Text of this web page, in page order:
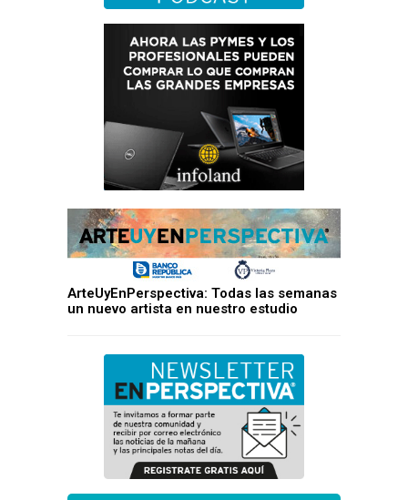
ArteUyEnPerspectiva: Todas las semanas
un nuevo artista en nuestro estudio